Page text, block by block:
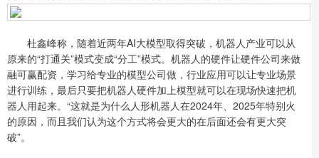
杜鑫峰称，随着近两年AI大模型取得突破，机器人产业可以从
原来的“打通关”模式变成“分工”模式。机器人的硬件让硬件公司来做
融可赢配资，学习给专业的模型公司做，行业应用可以让专业场景
进行训练，最后只要把机器人硬件加上模型就可以在现场快速把机
器人用起来。“这就是为什么人形机器人在2024年、2025年特别火
的原因，而且我们认为这个方式将会更大的在后面还会有更大突
破”。